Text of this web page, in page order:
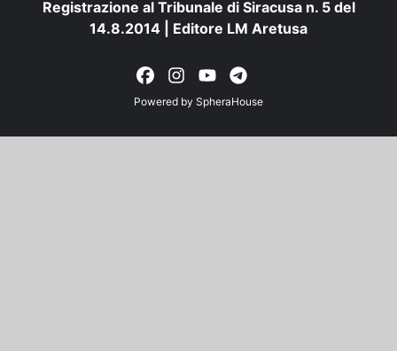
Registrazione al Tribunale di Siracusa n. 5 del
14.8.2014 | Editore LM Aretusa
Powered by SpheraHouse